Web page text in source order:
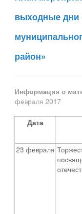
выходные дни
район»
Информация о
февраля 2017
Дата
23 февраля